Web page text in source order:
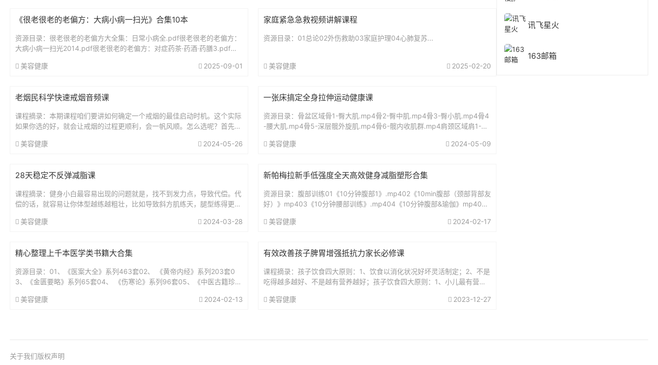
《很老很老的老偏方：大病小病一扫光》合集10本
资源目录：很老很老的老偏方大全集：日常小病全.pdf很老很老的老偏方：
大病小病一扫光2014.pdf很老很老的老偏方：对症药茶·药酒·药膳3.pdf很
美容健康
2025-09-01
家庭紧急急救视频讲解课程
资源目录：01总论02外伤救助03家庭护理04心肺复苏...
美容健康 2025-02-20
老烟民科学快速戒烟音频课
课程摘录：本期课程咱们要讲如何确定一个戒烟的最佳启动时机。这个实际
如果你选的好，就会让戒烟的过程更顺利，会一帆风顺。怎么选呢？首先，
或...美容健康 2024-05-26
一张床搞定全身拉伸运动健康课
资源目录：骨盆区域骨1-臀大肌.mp4骨2-臀中肌.mp4骨3-臀小肌.mp4骨4
-腰大肌.mp4骨5-深层髋外旋肌.mp4骨6-髋内收肌群.mp4肩颈区域肩1-斜
美容健康
2024-05-09
28天稳定不反弹减脂课
课程摘录：健身小白最容易出现的问题就是，找不到发力点，导致代偿。代
偿的话，就容易让你体型越练越粗壮，比如导致斜方肌练天，腿型练得更
的，...
美容健康 2024-03-28
新帕梅拉新手低强度全天高效健身减脂塑形合集
资源目录：腹部训练01《10分钟腹部1》.mp402《10min腹部（颈部背部友
好）》mp403《10分钟腰部训练》.mp404《10分钟腹部&瑜伽》mp405
美容健康
2024-02-17
精心整理上千本医学类书籍大合集
资源目录：01、《医案大全》系列463套02、 《黄帝内经》系列203套0
3、《金匮要略》系列65套04、 《伤寒论》系列96套05、《中医古籍珍稀
美容健康
2024-02-13
有效改善孩子脾胃增强抵抗力家长必修课
课程摘录：孩子饮食四大原则：1、饮食以消化状况好坏灵活制定；2、不是
吃得越多越好、不是越有营养越好；孩子饮食四大原则：1、小儿最有营养
美容健康
2023-12-27
讯飞星火
163邮箱
关于我们版权声明